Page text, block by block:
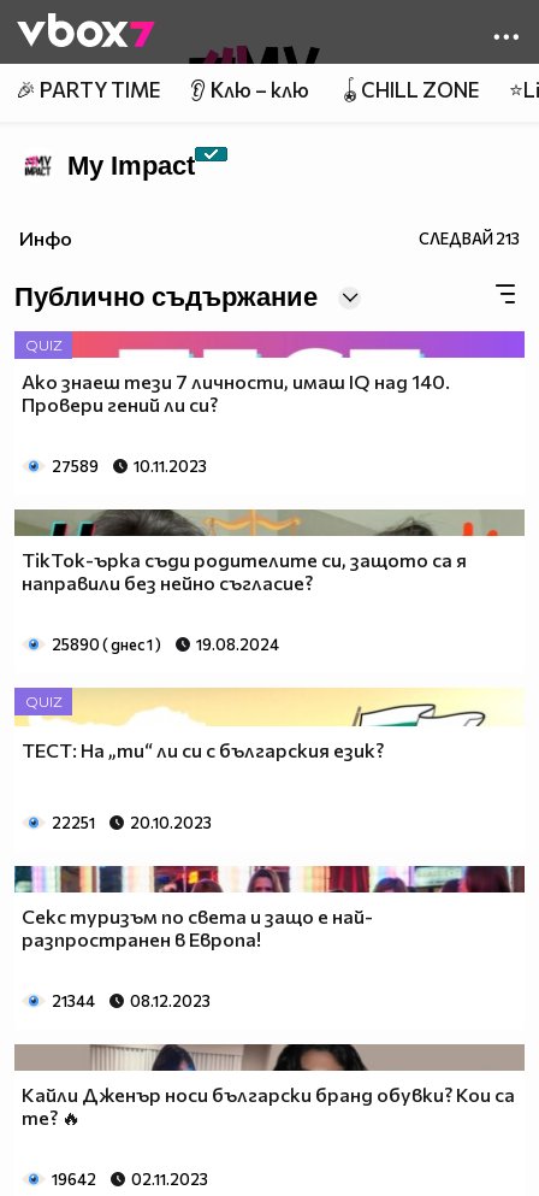
👾
🎉 PARTY TIME 👂 Клю – клю 🪀CHILL ZONE
My Impact
Инфо СЛЕДВАЙ213
Публично съдържание
QUIZ
Ако знаеш тези 7 личности, имаш IQ над 140.
Провери гений ли си?
27589 10.11.2023
TikTok-ърка съди родителите си, защото са я
направили без нейно съгласие?
25890 ( днес 1 ) 19.08.2024
QUIZ
ТЕСТ: На „ти“ ли си с българския език?
22251 20.10.2023
Секс туризъм по света и защо е най-
разпространен в Европа!
21344 08.12.2023
Кайли Дженър носи български бранд обувки? Кои са
те? 🔥
19642 02.11.2023